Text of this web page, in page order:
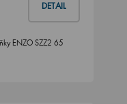
DETAIL
ENZO SZZ2 65